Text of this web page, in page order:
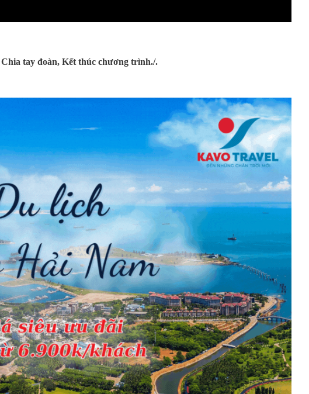
Chia tay đoàn, Kết thúc chương trình./.